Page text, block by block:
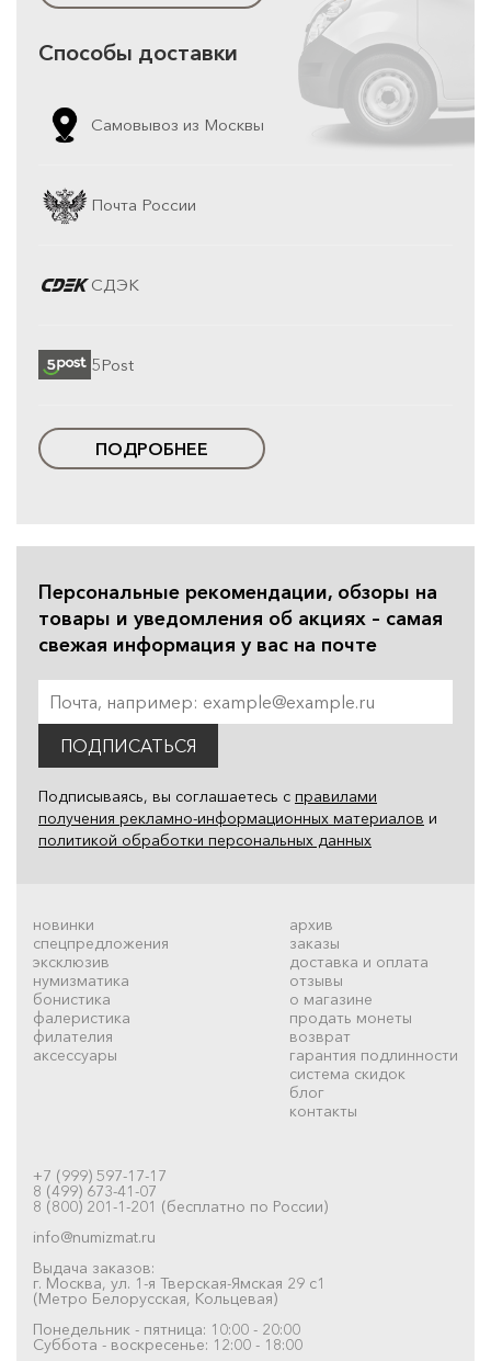
Способы доставки
Самовывоз из Москвы
Почта России
СДЭК
5Post
ПОДРОБНЕЕ
Персональные рекомендации, обзоры на
товары и уведомления об акциях – самая
свежая информация у вас на почте
ПОДПИСАТЬСЯ
Подписываясь, вы соглашаетесь с правилами
получения рекламно-информационных материалов и
политикой обработки персональных данных
новинки
спецпредложения
эксклюзив
нумизматика
бонистика
фалеристика
филателия
аксессуары
архив
заказы
доставка и оплата
отзывы
о магазине
продать монеты
возврат
гарантия подлинности
система скидок
блог
контакты
+7 (999) 597-17-17
8 (499) 673-41-07
8 (800) 201-1-201 (бесплатно по России)
info@numizmat.ru
Выдача заказов:
г. Москва, ул. 1-я Тверская-Ямская 29 с1
(Метро Белорусская, Кольцевая)
Понедельник - пятница: 10:00 - 20:00
Суббота - воскресенье: 12:00 - 18:00